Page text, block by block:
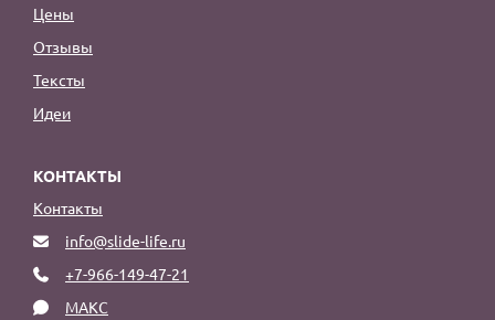
Цены
Отзывы
Тексты
Идеи
КОНТАКТЫ
Контакты
info@slide-life.ru
+7-966-149-47-21
МАКС